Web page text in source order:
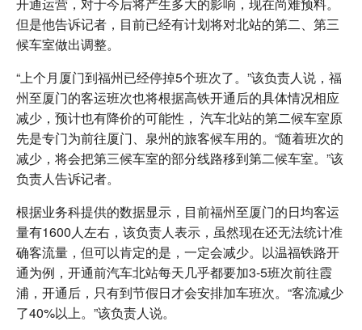
但是他告诉记者，目前已经有计划将对北站的第二、第三
候车室做出调整。
“上个月厦门到福州已经停掉5个班次了。”该负责人说，福
州至厦门的客运班次也将根据高铁开通后的具体情况相应
减少，预计也有降价的可能性， 汽车北站的第二候车室原
先是专门为前往厦门、泉州的旅客候车用的。“随着班次的
减少，将会把第三候车室的部分线路移到第二候车室。”该
负责人告诉记者。
根据业务科提供的数据显示，目前福州至厦门的日均客运
量有1600人左右，该负责人表示，虽然现在还无法统计准
确客流量，但可以肯定的是，一定会减少。以温福铁路开
通为例，开通前汽车北站每天几乎都要加3-5班次前往霞
浦，开通后，只有到节假日才会安排加车班次。“客流减少
了40%以上。”该负责人说。